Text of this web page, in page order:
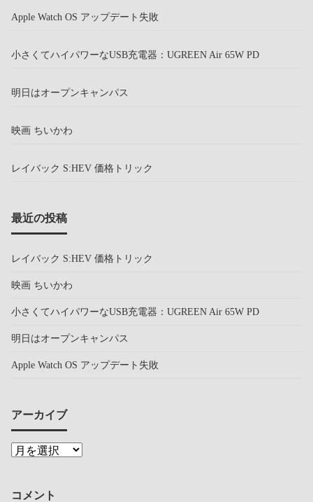
Apple Watch OS アップデート失敗
小さくてハイパワーなUSB充電器：UGREEN Air 65W PD
明日はオープンキャンパス
映画 ちいかわ
レイバック S:HEV 価格トリック
最近の投稿
レイバック S:HEV 価格トリック
映画 ちいかわ
小さくてハイパワーなUSB充電器：UGREEN Air 65W PD
明日はオープンキャンパス
Apple Watch OS アップデート失敗
アーカイブ
コメント